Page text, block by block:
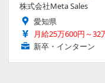
株式会社Meta Sales
愛知県
月給25万600円～32
新卒・インターン